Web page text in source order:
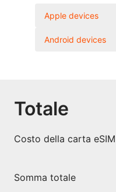
Apple devices
Android devices
Totale
Costo della carta eSIM
Somma totale